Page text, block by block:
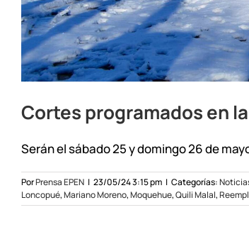
Cortes programados en
Serán el sábado 25 y domingo 26 de
PorPrensa EPEN | 23/05/24 3:15 pm | Categorías:
Loncopué,Mariano Moreno,Moquehue,Quili Malal,